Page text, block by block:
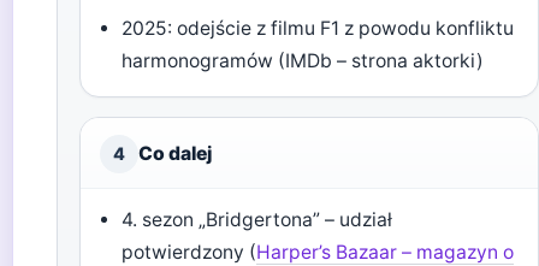
2025: odejście z filmu F1 z powodu konfliktu
harmonogramów (IMDb – strona aktorki)
4 Co dalej
4. sezon „Bridgertona” – udział
potwierdzony (Harper’s Bazaar – magazyn o